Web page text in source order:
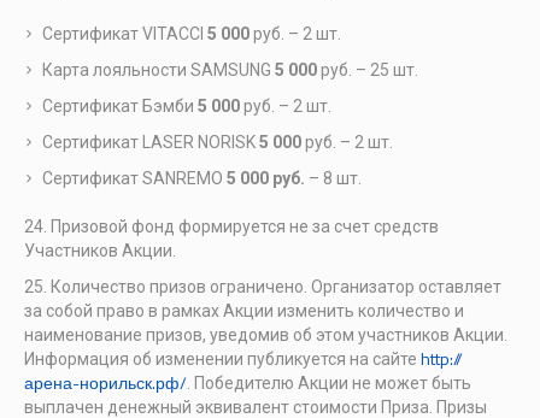
Сертификат VITACCI 5 000руб. – 2 шт.
Карта лояльности SAMSUNG 5 000руб. – 25 шт.
Сертификат Бэмби 5 000руб. – 2 шт.
Сертификат LASER NORISK5 000руб. – 2 шт.
Сертификат SANREMO 5 000 руб. – 8 шт.
Призовой фонд формируется не за счет средств
Участников Акции.
Количество призов ограничено. Организатор оставляет
за собой право в рамках Акции изменить количество и
наименование призов, уведомив об этом участников Акции.
Информация об изменении публикуется на сайте http://
арена-норильск.рф/ . Победителю Акции не может быть
выплачен денежный эквивалент стоимости Приза. Призы